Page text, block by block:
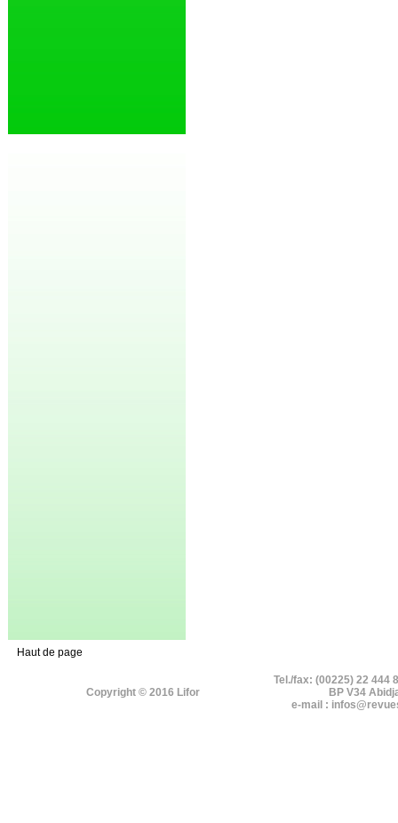
Haut de page
Copyright © 2016 Lifor
Tel./fax: (00225) 22 444
BP V34
e-mail :